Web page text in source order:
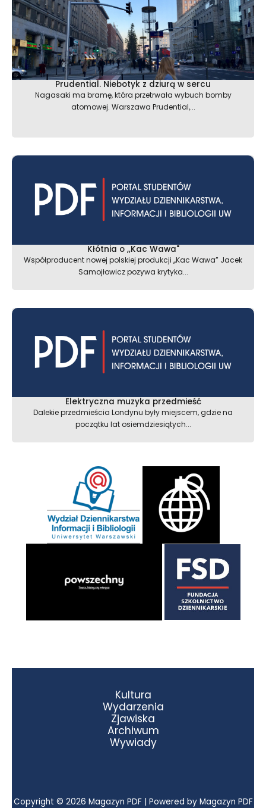
Prudential. Niebotyk z dziurą w sercu
Nagasaki ma bramę, która przetrwała wybuch bomby
atomowej. Warszawa Prudential,...
Kłótnia o ,,Kac Wawa"
Współproducent nowej polskiej produkcji ,,Kac Wawa” Jacek
Samojłowicz pozywa krytyka...
Elektryczna muzyka przedmieść
Dalekie przedmieścia Londynu były miejscem, gdzie na
początku lat osiemdziesiątych...
Kultura
Wydarzenia
Zjawiska
Archiwum
Wywiady
Copyright © 2026 Magazyn PDF | Powered by Magazyn PDF